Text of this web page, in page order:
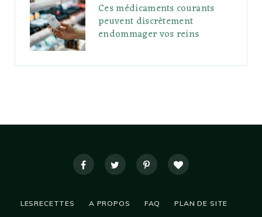
Ces médicaments courants
peuvent discrètement
endommager vos reins
LESRECETTES A PROPOS FAQ PLAN DE SITE